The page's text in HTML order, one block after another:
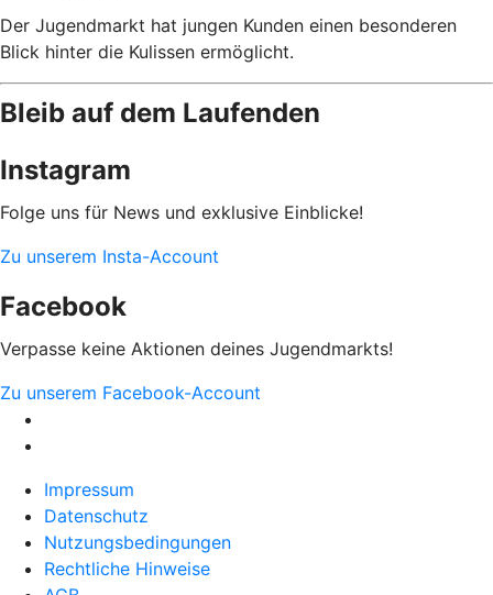
Der Jugendmarkt hat jungen Kunden einen besonderen
Blick hinter die Kulissen ermöglicht.
Bleib auf dem Laufenden
Instagram
Folge uns für News und exklusive Einblicke!
Zu unserem Insta-Account
Facebook
Verpasse keine Aktionen deines Jugendmarkts!
Zu unserem Facebook-Account
Impressum
Datenschutz
Nutzungsbedingungen
Rechtliche Hinweise